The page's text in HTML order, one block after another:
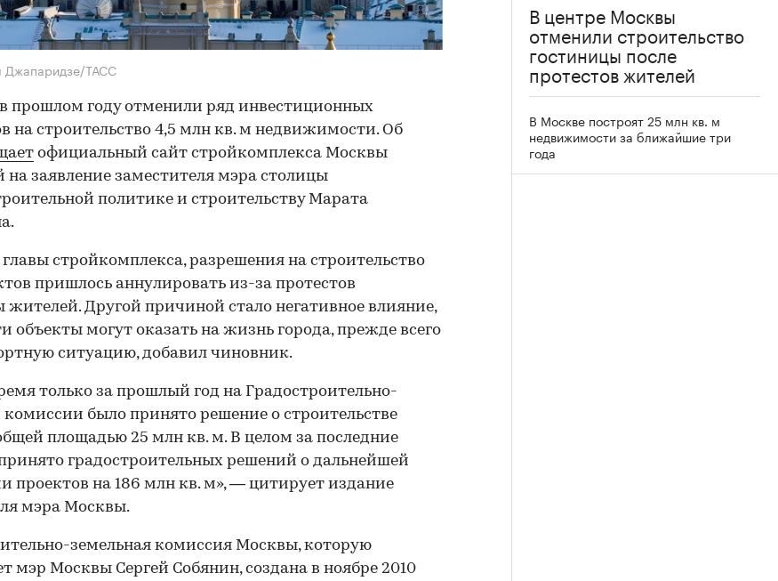
Джапаридзе/ТАСС
прошлом году отменили ряд инвестиционных
на строительство 4,5 млн кв. м недвижимости. Об
официальный сайт стройкомплекса Москвы
на заявление заместителя мэра столицы
политике и строительству Марата
стройкомплекса, разрешения на строительство
пришлось аннулировать из-за протестов
жителей. Другой причиной стало негативное влияние,
объекты могут оказать на жизнь города, прежде всего
ситуацию, добавил чиновник.
только за прошлый год на Градостроительно-
комиссии было принято решение о строительстве
площадью 25 млн кв. м. В целом за последние
градостроительных решений о дальнейшей
проектов на 186 млн кв. м», — цитирует издание
мэра Москвы.
земельная комиссия Москвы, которую
мэр Москвы Сергей Собянин, создана в ноябре 2010
В центре Москвы
отменили строительство
гостиницы после
протестов жителей
В Москве построят 25 млн кв. м
недвижимости за ближайшие три
года